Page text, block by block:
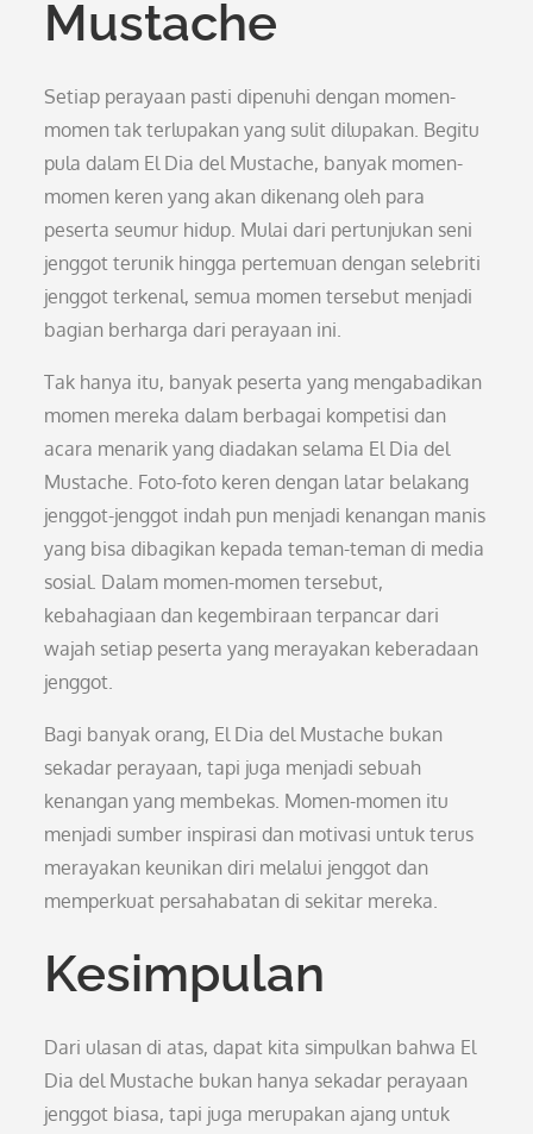
Mustache
Setiap perayaan pasti dipenuhi dengan momen-
momen tak terlupakan yang sulit dilupakan. Begitu
pula dalam El Dia del Mustache, banyak momen-
momen keren yang akan dikenang oleh para
peserta seumur hidup. Mulai dari pertunjukan seni
jenggot terunik hingga pertemuan dengan selebriti
jenggot terkenal, semua momen tersebut menjadi
bagian berharga dari perayaan ini.
Tak hanya itu, banyak peserta yang mengabadikan
momen mereka dalam berbagai kompetisi dan
acara menarik yang diadakan selama El Dia del
Mustache. Foto-foto keren dengan latar belakang
jenggot-jenggot indah pun menjadi kenangan manis
yang bisa dibagikan kepada teman-teman di media
sosial. Dalam momen-momen tersebut,
kebahagiaan dan kegembiraan terpancar dari
wajah setiap peserta yang merayakan keberadaan
jenggot.
Bagi banyak orang, El Dia del Mustache bukan
sekadar perayaan, tapi juga menjadi sebuah
kenangan yang membekas. Momen-momen itu
menjadi sumber inspirasi dan motivasi untuk terus
merayakan keunikan diri melalui jenggot dan
memperkuat persahabatan di sekitar mereka.
Kesimpulan
Dari ulasan di atas, dapat kita simpulkan bahwa El
Dia del Mustache bukan hanya sekadar perayaan
jenggot biasa, tapi juga merupakan ajang untuk